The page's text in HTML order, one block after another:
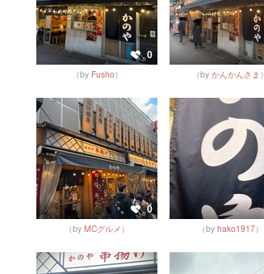
0
（by Fusho） （by かんかんさま ）
0
（by MCグルメ ） （by hako1917）